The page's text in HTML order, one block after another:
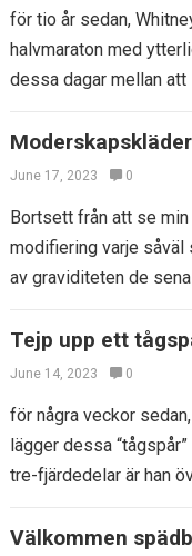
för tio år sedan,
halvmaraton med
dessa dagar mellan
June 17, 2023 0
Bortsett från att se
modifiering varje såväl
av graviditeten de
Tejp upp ett
June 14, 2023 0
för några veckor
lägger dessa
tre-fjärdedelar är han
Välkommen